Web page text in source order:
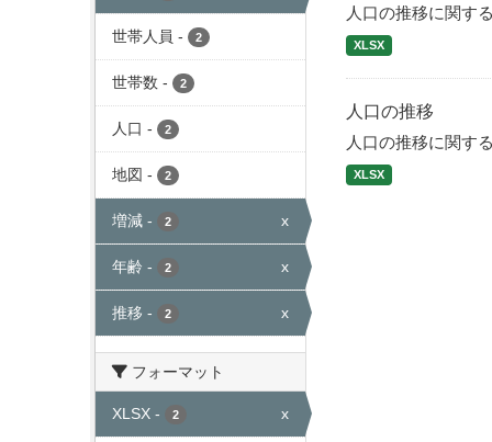
世帯人員 - 2
世帯数 - 2
人口 - 2
地図 - 2
増減 - 2 x
年齢 - 2 x
推移 - 2 x
フォーマット
XLSX - 2 x
人口の推移に関す
XLSX
人口の推移
人口の推移に関す
XLSX